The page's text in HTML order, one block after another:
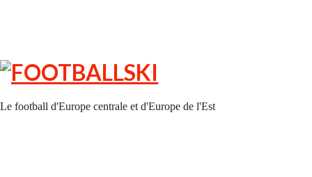
FOOTBALLSKI
Le football d'Europe centrale et d'Europe de l'Est